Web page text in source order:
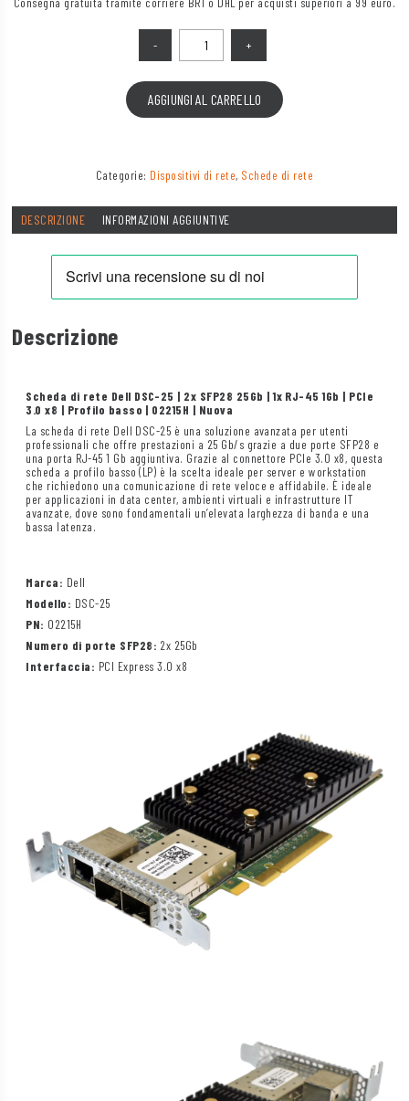
AGGIUNGI AL CARRELLO
Categorie: Dispositivi di rete, Schede di rete
DESCRIZIONE INFORMAZIONI AGGIUNTIVE
Descrizione
Scheda di rete Dell DSC-25 | 2x SFP28 25Gb | 1x RJ-45 1Gb | PCIe
3.0 x8 | Profilo basso | 02215H | Nuova
La scheda di rete Dell DSC-25 è una soluzione avanzata per utenti
professionali che offre prestazioni a 25 Gb/s grazie a due porte SFP28 e
una porta RJ-45 1 Gb aggiuntiva. Grazie al connettore PCIe 3.0 x8, questa
scheda a profilo basso (LP) è la scelta ideale per server e workstation
che richiedono una comunicazione di rete veloce e affidabile. È ideale
per applicazioni in data center, ambienti virtuali e infrastrutture IT
avanzate, dove sono fondamentali un’elevata larghezza di banda e una
bassa latenza.
Marca: Dell
Modello: DSC-25
PN: 02215H
Numero di porte SFP28: 2x 25Gb
Interfaccia: PCI Express 3.0 x8